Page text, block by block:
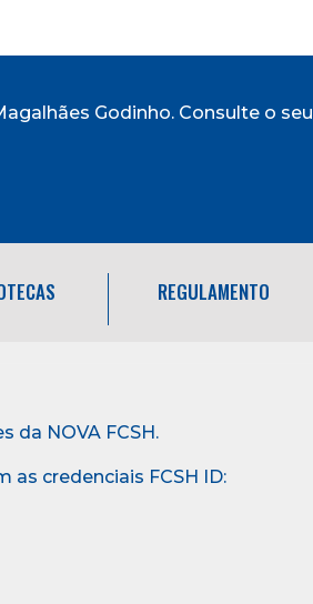
Godinho. Consulte o seu
REGULAMENTO
da NOVA FCSH.
as credenciais FCSH ID: